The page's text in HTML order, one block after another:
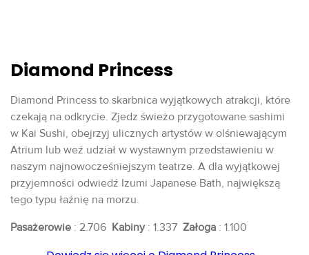
Diamond Princess
Diamond Princess to skarbnica wyjątkowych atrakcji, które
czekają na odkrycie. Zjedz świeżo przygotowane sashimi
w Kai Sushi, obejrzyj ulicznych artystów w olśniewającym
Atrium lub weź udział w wystawnym przedstawieniu w
naszym najnowocześniejszym teatrze. A dla wyjątkowej
przyjemności odwiedź Izumi Japanese Bath, największą
tego typu łaźnię na morzu.
Pasażerowie : 2.706 Kabiny: 1.337 Załoga : 1.100